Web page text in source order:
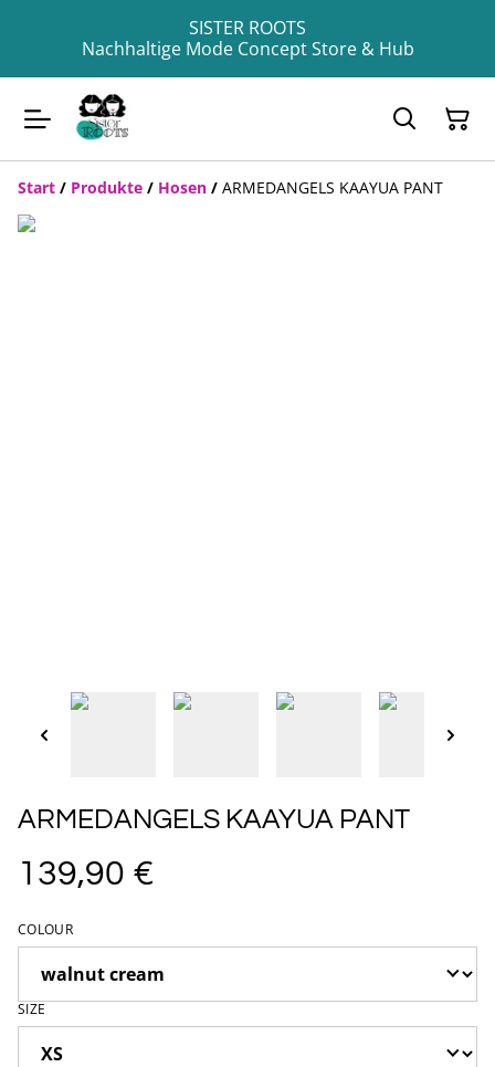
SISTER ROOTS
Nachhaltige Mode Concept Store & Hub
Start / Produkte / Hosen / ARMEDANGELS KAAYUA PANT
ARMEDANGELS KAAYUA PANT
139,90 €
COLOUR
SIZE